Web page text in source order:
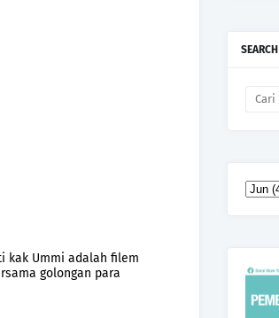
kak Ummi adalah filem
golongan para